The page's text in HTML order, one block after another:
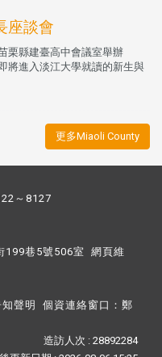
座談會
栗縣建臺高中會議室舉辦
將進入淡江大學就讀的新生與
更多Miaoli County
～8127
199巷5號506室 網頁維
聲明 個資連絡窗口： 鄭
造訪人次 : 28892284